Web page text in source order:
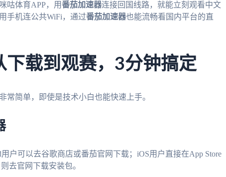
咕体育APP，用番茄加速器连接回国线路，就能立刻观看中文
手机连公共WiFi，通过番茄加速器也能流畅看国内平台的直
下载到观赛，3分钟搞定
常简单，即使是技术小白也能快速上手。
户可以去谷歌商店或番茄官网下载；iOS用户直接在App Store
去官网下载安装包。